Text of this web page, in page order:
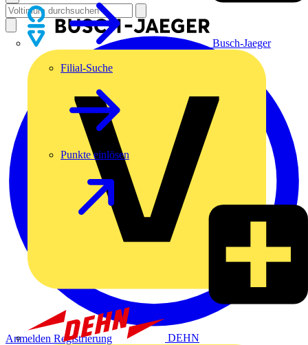
Busch-Jaeger
DEHN
Filial-Suche
Punkte einlösen
Anmelden Registrierung